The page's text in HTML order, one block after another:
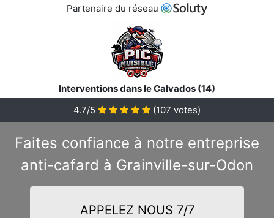
Partenaire du réseau
Interventions dans le Calvados (14)
4.7/5
(107 votes)
Faites confiance à notre entreprise
anti-cafard à Grainville-sur-Odon
APPELEZ NOUS 7/7